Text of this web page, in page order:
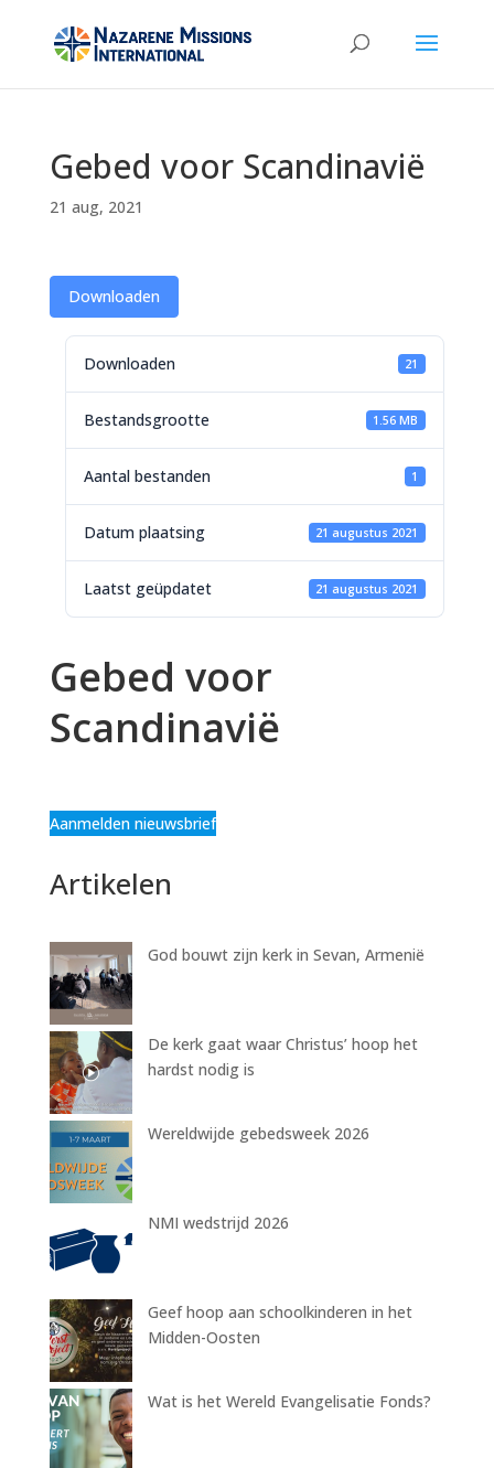
Gebed voor Scandinavië
21 aug, 2021
Downloaden
Downloaden 21
Bestandsgrootte 1.56 MB
Aantal bestanden 1
Datum plaatsing 21 augustus 2021
Laatst geüpdatet 21 augustus 2021
Gebed voor
Scandinavië
Aanmelden nieuwsbrief
Artikelen
God bouwt zijn kerk in Sevan, Armenië
De kerk gaat waar Christus’ hoop het
hardst nodig is
Wereldwijde gebedsweek 2026
NMI wedstrijd 2026
Geef hoop aan schoolkinderen in het
Midden-Oosten
Wat is het Wereld Evangelisatie Fonds?